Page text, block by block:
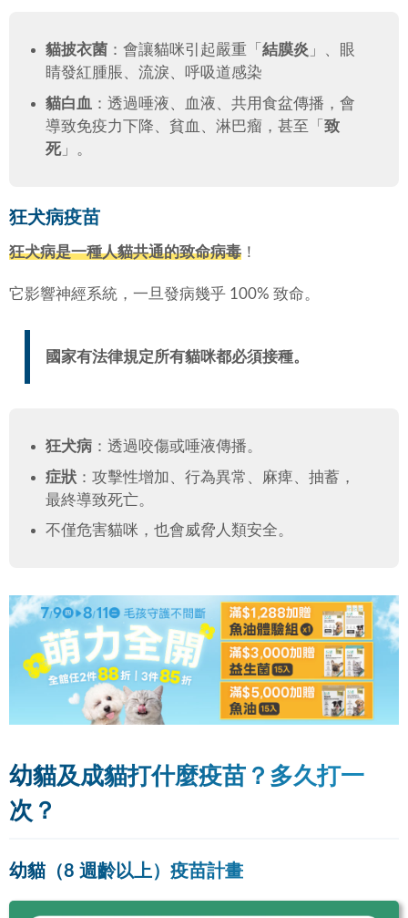
貓披衣菌：會讓貓咪引起嚴重「 結膜炎 」、眼
睛發紅腫脹、流淚、呼吸道感染
貓白血 ：透過唾液、血液、共用食盆傳播，會
導致免疫力下降、貧血、淋巴瘤，甚至「 致
死」。
狂犬病疫苗
狂犬病是一種人貓共通的致命病毒 ！
它影響神經系統，一旦發病幾乎 100% 致命。
國家有法律規定所有貓咪都必須接種。
狂犬病：透過咬傷或唾液傳播。
症狀：攻擊性增加、行為異常、麻痺、抽蓄，
最終導致死亡。
不僅危害貓咪，也會威脅人類安全。
幼貓及成貓打什麼疫苗？多久打一
次？
幼貓（8 週齡以上）疫苗計畫